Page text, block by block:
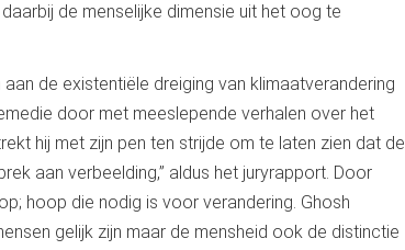
de menselijke dimensie uit het oog te
de existentiële dreiging van klimaatverandering
door met meeslepende verhalen over het
hij met zijn pen ten strijde om te laten zien dat de
aan verbeelding,” aldus het juryrapport. Door
hoop die nodig is voor verandering. Ghosh
gelijk zijn maar de mensheid ook de distinctie